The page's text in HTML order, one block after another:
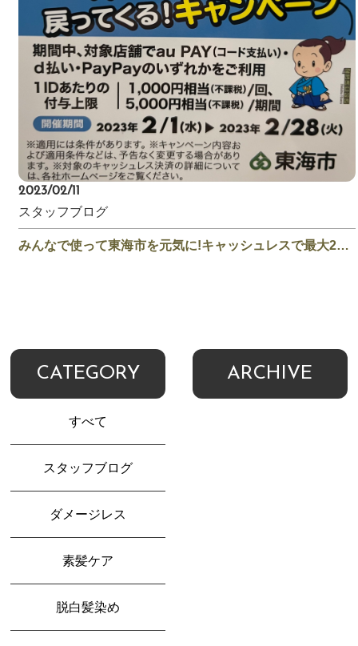
2023/02/11
スタッフブログ
みんなで使って東海市を元気に!キャッシュレスで最大20%戻ってくる!キャンペーン
CATEGORY
すべて
スタッフブログ
ダメージレス
素髪ケア
脱白髪染め
ARCHIVE